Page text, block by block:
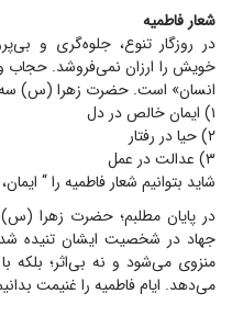
شعار فاطمیه
در روزگار تنوع، جلوه‌گری و
خویش را ارزان نمی‌فروشد. حجاب
انسان» است. حضرت زهرا (س) سه
۱) ایمان خالص در دل
۲) حیا در رفتار
۳) عدالت در عمل
شاید بتوانیم شعار فاطمیه را “
در پایان مطلبم؛ حضرت زهرا (س)
جهاد در شخصیت ایشان تنیده
منزوی می‌شود و نه بی‌اثر؛ بلکه
می‌دهد. ایام فاطمیه را غنیمت